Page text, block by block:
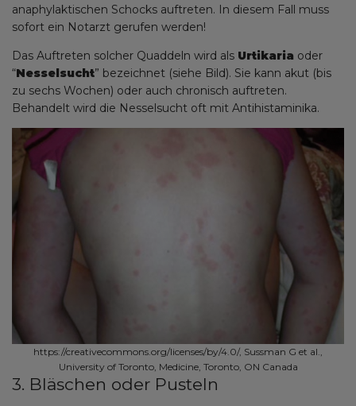
anaphylaktischen Schocks auftreten. In diesem Fall muss
sofort ein Notarzt gerufen werden!
Das Auftreten solcher Quaddeln wird als Urtikaria oder
“Nesselsucht” bezeichnet (siehe Bild). Sie kann akut (bis
zu sechs Wochen) oder auch chronisch auftreten.
Behandelt wird die Nesselsucht oft mit Antihistaminika.
https://creativecommons.org/licenses/by/4.0/, Sussman G et al.,
University of Toronto, Medicine, Toronto, ON Canada
3. Bläschen oder Pusteln